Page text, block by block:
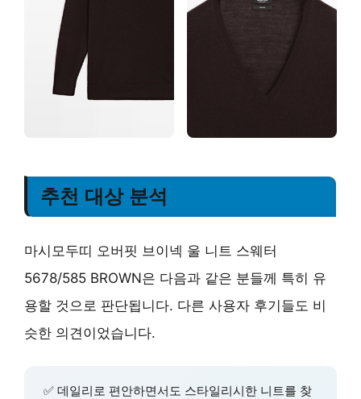
추천 대상 분석
마시모두띠 오버핏 브이넥 울 니트 스웨터
5678/585 BROWN은 다음과 같은 분들께 특히 유
용할 것으로 판단됩니다. 다른 사용자 후기들도 비
슷한 의견이었습니다.
✅ 데일리로 편안하면서도 스타일리시한 니트를 찾